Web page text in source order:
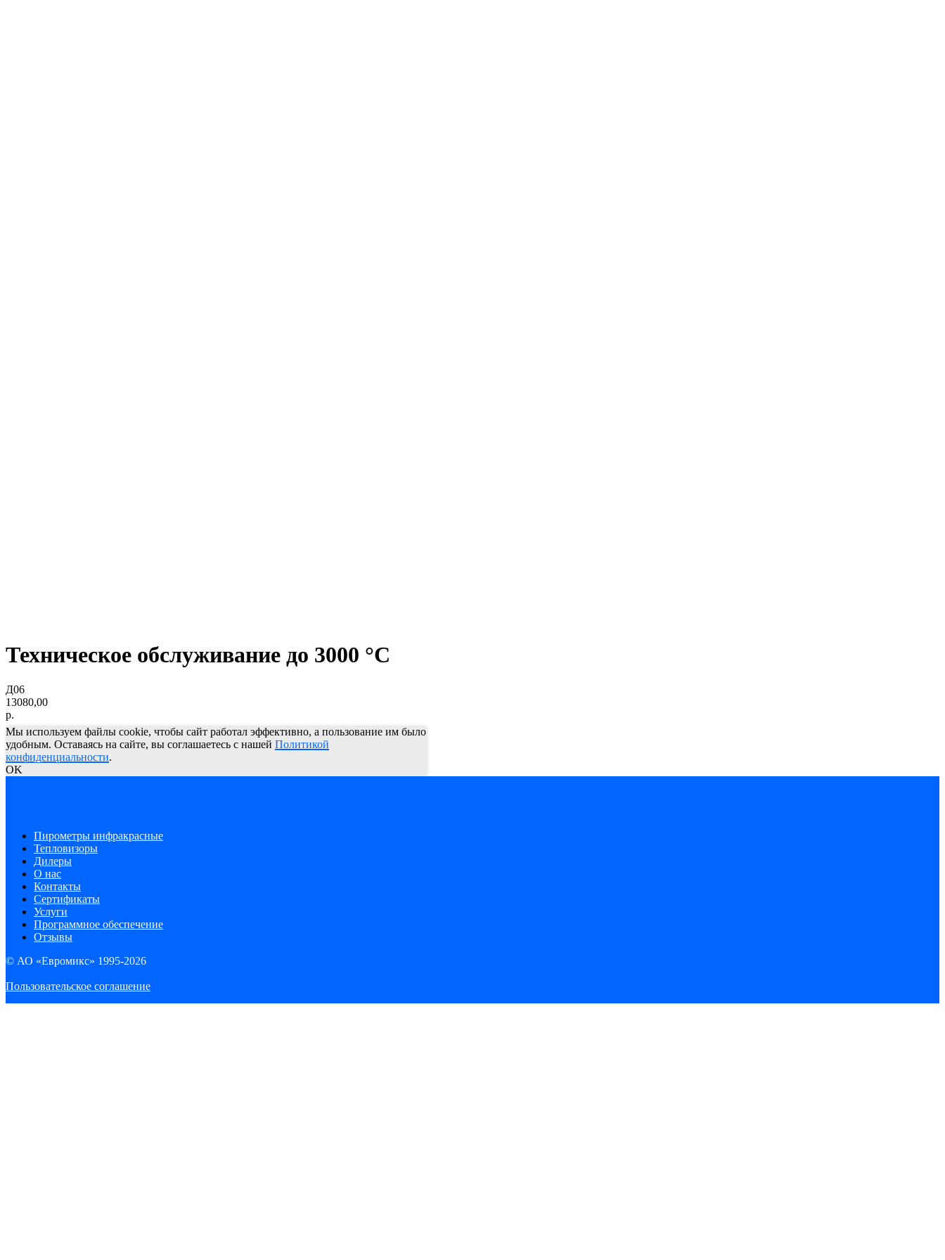
Техническое обслуживание до 3000 °С
Д06
13080,00
р.
Мы используем файлы cookie, чтобы сайт работал эффективно, а пользование им было
удобным. Оставаясь на сайте, вы соглашаетесь с нашей Политикой
конфиденциальности.
OK
Пирометры инфракрасные
Тепловизоры
Дилеры
О нас
Контакты
Сертификаты
Услуги
Программное обеспечение
Отзывы
© АО «Евромикс» 1995-2026
Пользовательское соглашение